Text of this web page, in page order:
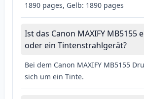
1890 pages, Gelb: 1890 pages
Ist das Canon MAXIFY MB5155
oder ein Tintenstrahlgerät?
Bei dem Canon MAXIFY MB5155
sich um ein Tinte.